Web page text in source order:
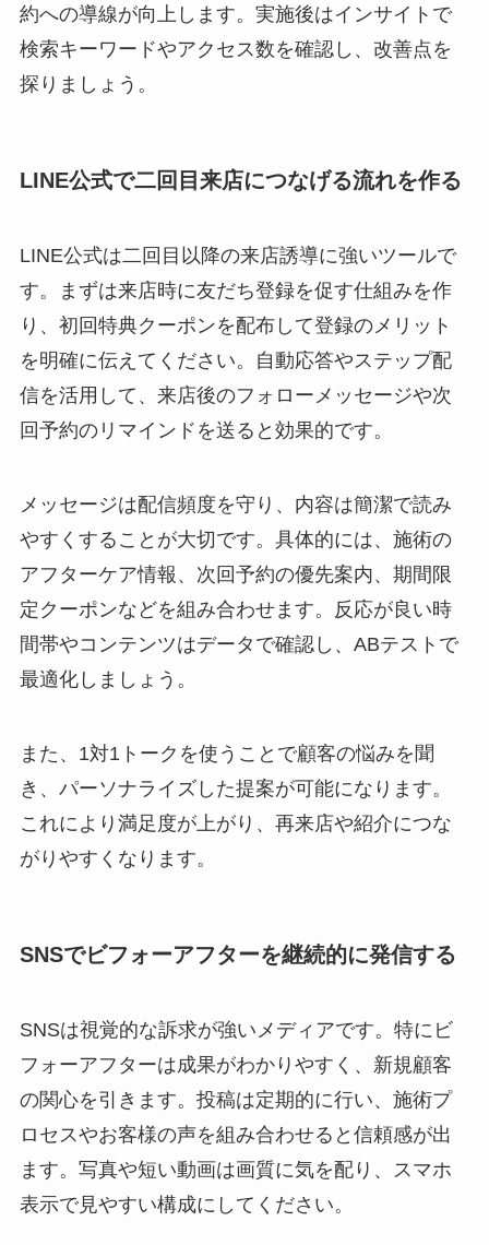
約への導線が向上します。実施後はインサイトで
検索キーワードやアクセス数を確認し、改善点を
探りましょう。
LINE公式で二回目来店につなげる流れを作る
LINE公式は二回目以降の来店誘導に強いツールで
す。まずは来店時に友だち登録を促す仕組みを作
り、初回特典クーポンを配布して登録のメリット
を明確に伝えてください。自動応答やステップ配
信を活用して、来店後のフォローメッセージや次
回予約のリマインドを送ると効果的です。
メッセージは配信頻度を守り、内容は簡潔で読み
やすくすることが大切です。具体的には、施術の
アフターケア情報、次回予約の優先案内、期間限
定クーポンなどを組み合わせます。反応が良い時
間帯やコンテンツはデータで確認し、ABテストで
最適化しましょう。
また、1対1トークを使うことで顧客の悩みを聞
き、パーソナライズした提案が可能になります。
これにより満足度が上がり、再来店や紹介につな
がりやすくなります。
SNSでビフォーアフターを継続的に発信する
SNSは視覚的な訴求が強いメディアです。特にビ
フォーアフターは成果がわかりやすく、新規顧客
の関心を引きます。投稿は定期的に行い、施術プ
ロセスやお客様の声を組み合わせると信頼感が出
ます。写真や短い動画は画質に気を配り、スマホ
表示で見やすい構成にしてください。